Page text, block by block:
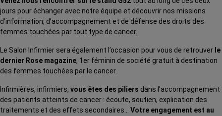
jours pour échanger avec notre équipe et découvrir nos missions
d’information, d’accompagnement et de défense des droits des
femmes touchées par tout type de cancer.
Le Salon Infirmier sera également l’occasion pour vous de retrouver le
dernier Rose magazine, 1er féminin de société gratuit à destination
des femmes touchées par le cancer.
Infirmières, infirmiers, vous êtes des piliers dans l’accompagnement
des patients atteints de cancer : écoute, soutien, explication des
traitements et des effets secondaires… Votre engagement est au